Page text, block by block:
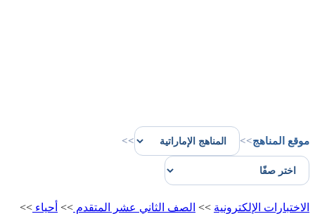
موقع المناهج>>
>>
الاختبارات الإلكترونية >> الصف الثاني عشر المتقدم >> أحياء >>